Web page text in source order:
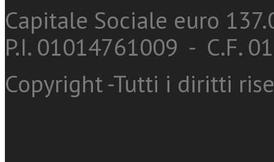
Capitale Sociale euro
P.I. 01014761009 - C.F.
Copyright -Tutti i diritti